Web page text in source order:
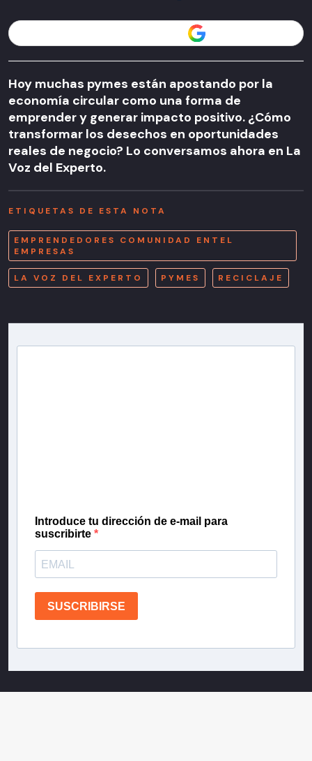
Hoy muchas pymes están apostando por la
economía circular como una forma de
emprender y generar impacto positivo. ¿Cómo
transformar los desechos en oportunidades
reales de negocio? Lo conversamos ahora en La
Voz del Experto.
ETIQUETAS DE ESTA NOTA
EMPRENDEDORES COMUNIDAD ENTEL
EMPRESAS
LA VOZ DEL EXPERTO PYMES RECICLAJE
Introduce tu dirección de e-mail para
suscribirte
SUSCRIBIRSE